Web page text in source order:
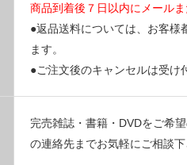
商品到着後７日以内にメール
●返品送料については、お客様
ます。
●ご注文後のキャンセルは受け
完売雑誌・書籍・DVDをご希
の連絡先までお気軽にご相談下